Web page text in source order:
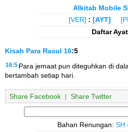
Alkitab Mobile
[VER] : [AYT]
Daftar Ayat
Kisah Para Rasul 16:5
16:5 Para jemaat pun diteguhkan di
bertambah setiap hari.
Share Facebook | Share Twitter
Bahan Renungan: SH